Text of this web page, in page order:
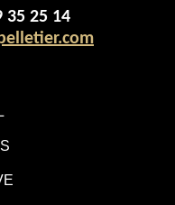
35 25 14